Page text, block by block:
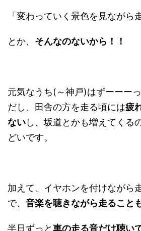
「変わっていく景色を見ながら
とか、 そんなのないから！！
元気なうち(～神戸)はずーーー
だし、田舎の方を走る頃には疲
ないし、坂道とかも増えてくる
どいです。
加えて、イヤホンを付けながら
で、 音楽を聴きながら走ること
半日ずっと車の走る音だけ聴い